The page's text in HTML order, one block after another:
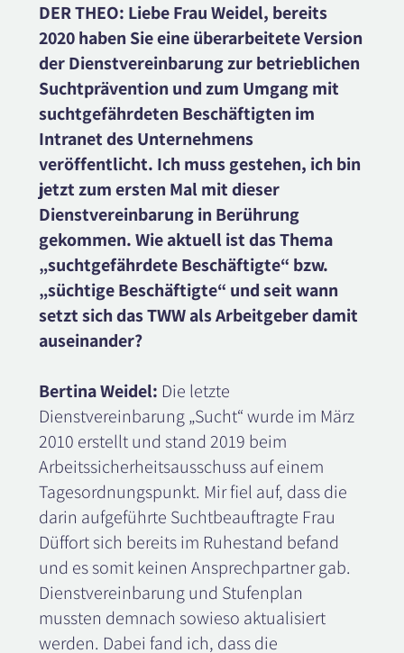
DER THEO: Liebe Frau Weidel, bereits
2020 haben Sie eine überarbeitete Version
der Dienstvereinbarung zur betrieblichen
Suchtprävention und zum Umgang mit
suchtgefährdeten Beschäftigten im
Intranet des Unternehmens
veröffentlicht. Ich muss gestehen, ich bin
jetzt zum ersten Mal mit dieser
Dienstvereinbarung in Berührung
gekommen. Wie aktuell ist das Thema
„suchtgefährdete Beschäftigte“ bzw.
„süchtige Beschäftigte“ und seit wann
setzt sich das TWW als Arbeitgeber damit
auseinander?
Bertina Weidel: Die letzte
Dienstvereinbarung „Sucht“ wurde im März
2010 erstellt und stand 2019 beim
Arbeitssicherheitsausschuss auf einem
Tagesordnungspunkt. Mir fiel auf, dass die
darin aufgeführte Suchtbeauftragte Frau
Düffort sich bereits im Ruhestand befand
und es somit keinen Ansprechpartner gab.
Dienstvereinbarung und Stufenplan
mussten demnach sowieso aktualisiert
werden. Dabei fand ich, dass die